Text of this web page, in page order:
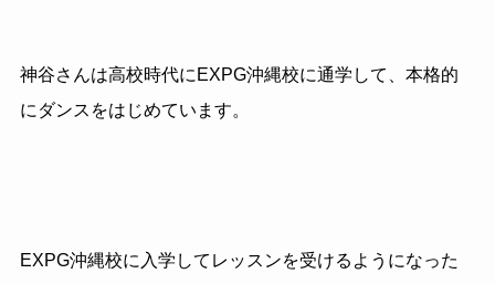
神谷さんは高校時代にEXPG沖縄校に通学して、本格的
にダンスをはじめています。
EXPG沖縄校に入学してレッスンを受けるようになった